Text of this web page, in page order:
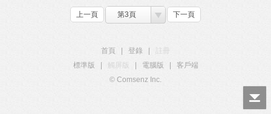
上一頁 第3頁 下一頁
首頁 登錄
標準版
觸屏版 電腦版
客戶端
© Comsenz Inc.